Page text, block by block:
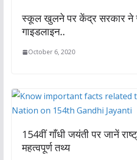
स्कूल खुलने पर केंद्र सरकार ने
गाइडलाइन..
October 6, 2020
154वीं गाँधी जयंती पर जानें
महत्वपूर्ण तथ्य